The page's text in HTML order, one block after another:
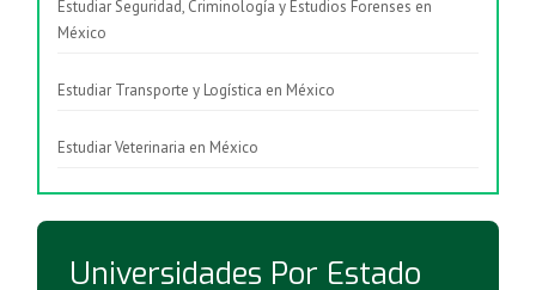
Estudiar Seguridad, Criminología y Estudios Forenses en
México
Estudiar Transporte y Logística en México
Estudiar Veterinaria en México
Universidades Por Estado